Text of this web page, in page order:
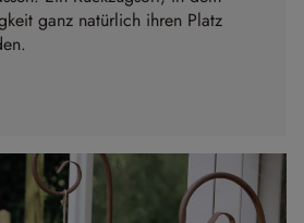
ganz natürlich ihren Platz